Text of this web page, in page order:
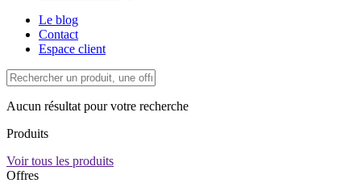
Le blog
Contact
Espace client
Aucun résultat pour votre recherche
Produits
Voir tous les produits
Offres